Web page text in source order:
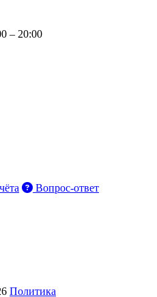
– 20:00
Вопрос-ответ
Политика